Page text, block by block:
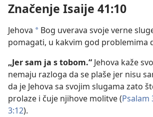
Značenje Isaije 41:10
Jehova a Bog uverava svoje verne
pomagati, u kakvim god problemima
„Jer sam ja s tobom.“ Jehova kaže
nemaju razloga da se plaše jer nisu
da je Jehova sa svojim slugama zato
prolaze i čuje njihove molitve (Psalam
3:12).